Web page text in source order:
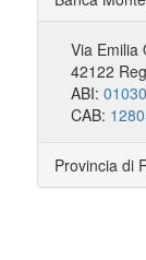
Via Emilia
42122
ABI: 01030
CAB:
Provincia di